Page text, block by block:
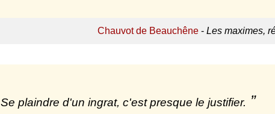
Chauvot de Beauchêne- Les maximes,
Se plaindre d'un ingrat, c'est presque le justifier.